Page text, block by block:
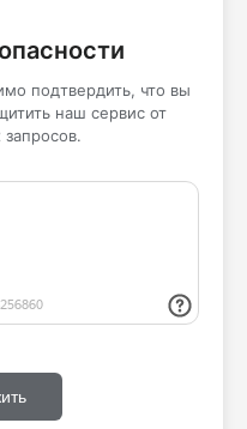
подтвердить, что вы
наш сервис от
запросов.